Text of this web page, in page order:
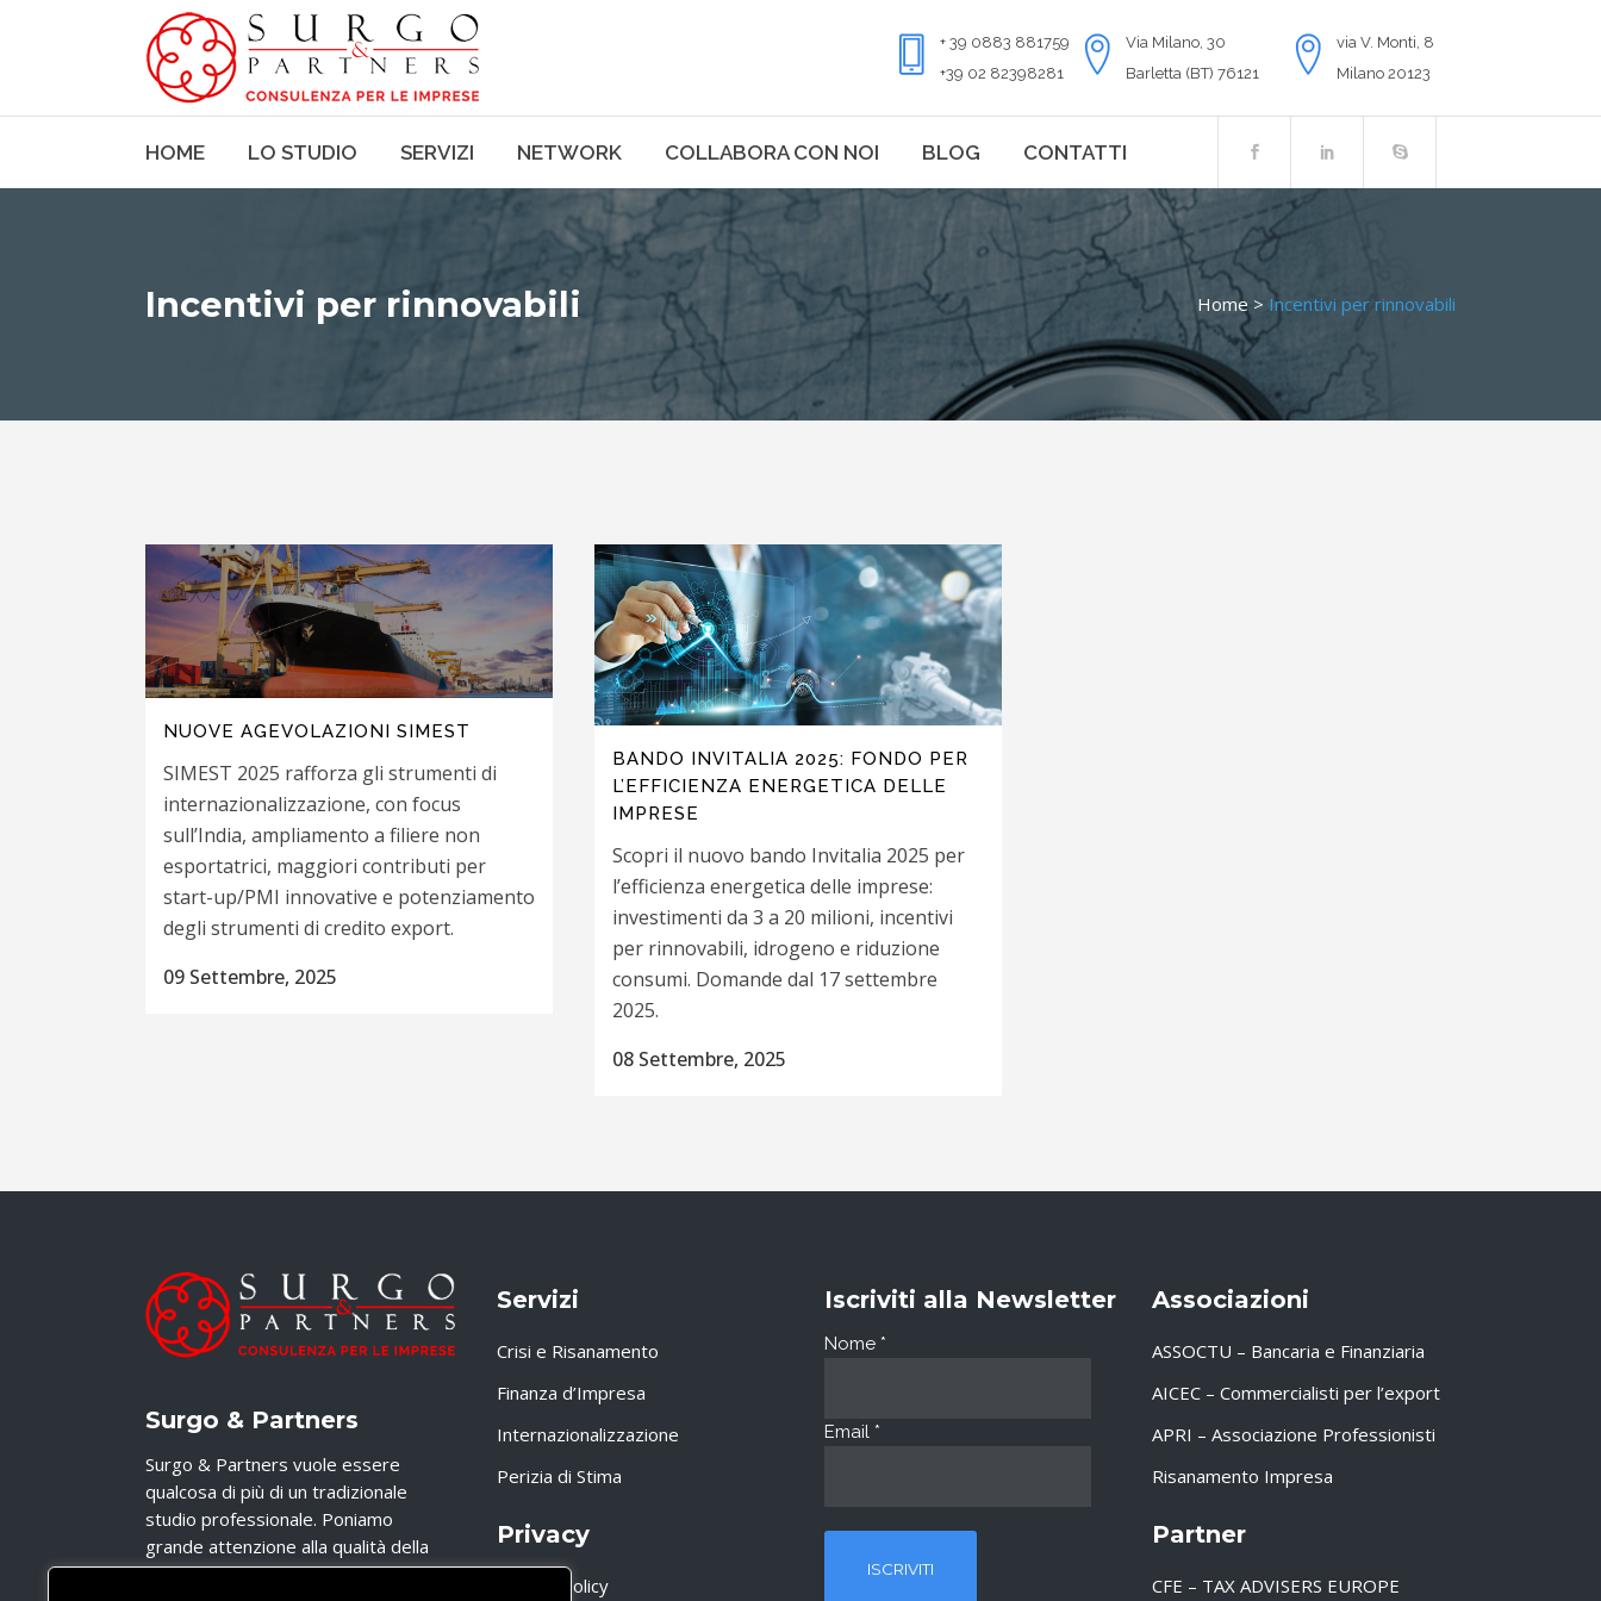
+ 39 0883 881759
+39 02 82398281
Via Milano, 30
Barletta (BT) 76121
via V. Monti, 8
Milano 20123
HOME LO STUDIO SERVIZI NETWORK COLLABORA CON NOI BLOG CONTATTI
Incentivi per rinnovabili Home > Incentivi per rinnovabili
NUOVE AGEVOLAZIONI SIMEST
SIMEST 2025 rafforza gli strumenti di
internazionalizzazione, con focus
sull’India, ampliamento a filiere non
esportatrici, maggiori contributi per
start-up/PMI innovative e potenziamento
degli strumenti di credito export.
09 Settembre, 2025
BANDO INVITALIA 2025: FONDO PER
L’EFFICIENZA ENERGETICA DELLE
IMPRESE
Scopri il nuovo bando Invitalia 2025 per
l’efficienza energetica delle imprese:
investimenti da 3 a 20 milioni, incentivi
per rinnovabili, idrogeno e riduzione
consumi. Domande dal 17 settembre
2025.
08 Settembre, 2025
Surgo & Partners
Surgo & Partners vuole essere
qualcosa di più di un tradizionale
studio professionale. Poniamo
grande attenzione alla qualità della
consulenza ed alle modalità di
Servizi
Crisi e Risanamento
Finanza d’Impresa
Internazionalizzazione
Perizia di Stima
Privacy
Privacy Policy
Iscriviti alla Newsletter
Nome *
Email *
Associazioni
ASSOCTU – Bancaria e Finanziaria
AICEC – Commercialisti per l’export
APRI – Associazione Professionisti
Risanamento Impresa
Partner
CFE – TAX ADVISERS EUROPE